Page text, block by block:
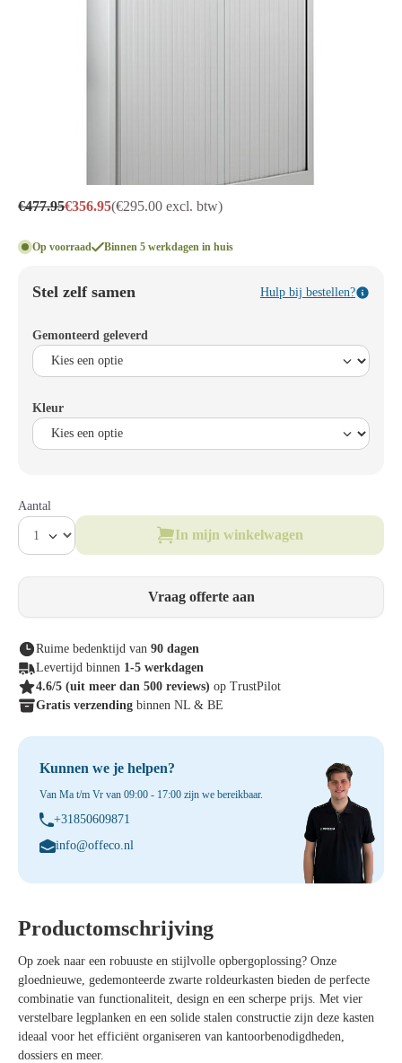
€477.95€356.95(€295.00 excl. btw)
Op voorraad Binnen 5 werkdagen in huis
Stel zelf samen Hulp bij bestellen?
Gemonteerd geleverd
Kleur
Aantal
In mijn winkelwagen
Vraag offerte aan
Ruime bedenktijd van 90 dagen
Levertijd binnen 1-5 werkdagen
4.6/5 (uit meer dan 500 reviews) op TrustPilot
Gratis verzending binnen NL & BE
Kunnen we je helpen?
Van Ma t/m Vr van 09:00 - 17:00 zijn we bereikbaar.
+31850609871
info@offeco.nl
Productomschrijving
Op zoek naar een robuuste en stijlvolle opbergoplossing? Onze
gloednieuwe, gedemonteerde zwarte roldeurkasten bieden de perfecte
combinatie van functionaliteit, design en een scherpe prijs. Met vier
verstelbare legplanken en een solide stalen constructie zijn deze kasten
ideaal voor het efficiënt organiseren van kantoorbenodigdheden,
dossiers en meer.